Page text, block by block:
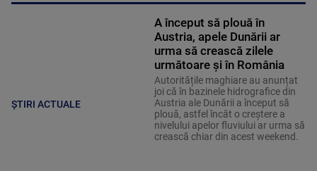
ȘTIRI ACTUALE
A început să plouă în
Austria, apele Dunării ar
urma să crească zilele
următoare și în România
Autoritățile maghiare au anunțat
joi că în bazinele hidrografice din
Austria ale Dunării a început să
plouă, astfel încât o creștere a
nivelului apelor fluviului ar urma să
crească chiar din acest weekend.